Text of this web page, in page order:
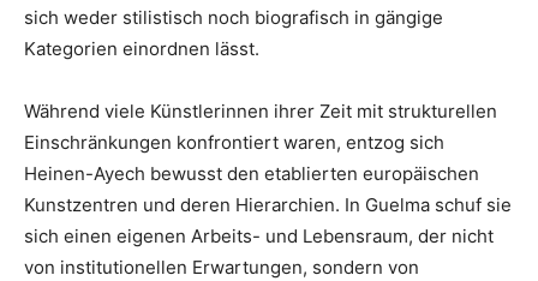
sich weder stilistisch noch biografisch in gängige
Kategorien einordnen lässt.
Während viele Künstlerinnen ihrer Zeit mit strukturellen
Einschränkungen konfrontiert waren, entzog sich
Heinen-Ayech bewusst den etablierten europäischen
Kunstzentren und deren Hierarchien. In Guelma schuf sie
sich einen eigenen Arbeits- und Lebensraum, der nicht
von institutionellen Erwartungen, sondern von